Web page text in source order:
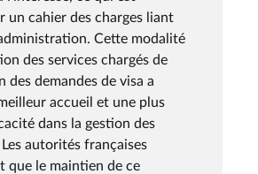
un cahier des charges liant
Cette modalité
des services chargés de
des demandes de visa a
accueil et une plus
dans la gestion des
autorités françaises
que le maintien de ce